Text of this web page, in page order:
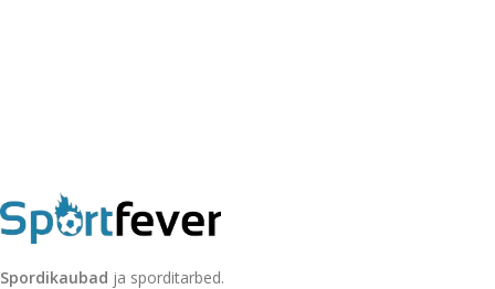
Spordikaubad ja sporditarbed.